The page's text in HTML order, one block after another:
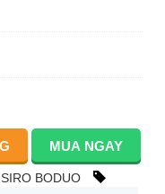
SIRO BODUO